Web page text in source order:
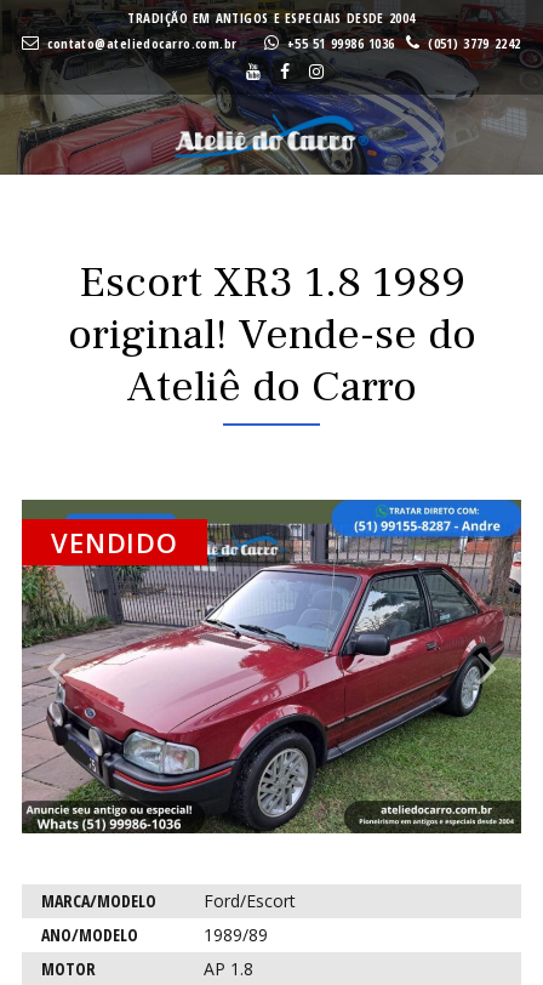
Buscar
TRADIÇÃO EM ANTIGOS E ESPECIAIS DESDE 2004
contato@ateliedocarro.com.br
+55 51 99986 1036 (051) 3779 2242
Escort XR3 1.8 1989
original! Vende-se do
Ateliê do Carro
VENDIDO
Anterior
Característica
Descrição
para este
carro
MARCA/MODELO
Ford/Escort
ANO/MODELO
1989/89
MOTOR
AP 1.8